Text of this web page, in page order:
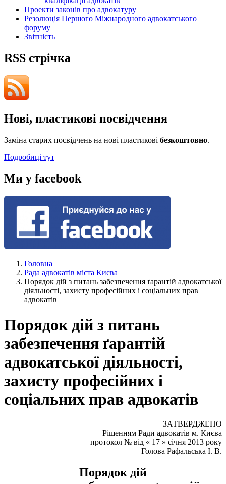
Проекти законів про адвокатуру
Резолюція Першого Міжнародного адвокатського
форуму
Звітність
RSS стрічка
Нові, пластикові посвідчення
Заміна старих посвідчень на нові пластикові безкоштовно.
Подробиці тут
Ми у facebook
Головна
Рада адвокатів міста Києва
Порядок дій з питань забезпечення ґарантій адвокатської
діяльності, захисту професійних і соціальних прав
адвокатів
Порядок дій з питань
забезпечення ґарантій
адвокатської діяльності,
захисту професійних і
соціальних прав адвокатів
ЗАТВЕРДЖЕНО
Рішенням Ради адвокатів м. Києва
протокол № від « 17 » січня 2013 року
Голова Рафальська І. В.
Порядок дій